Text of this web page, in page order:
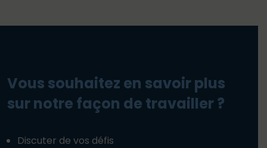
Vous souhaitez en savoir plus
sur notre façon de travailler ?
Discuter de vos défis